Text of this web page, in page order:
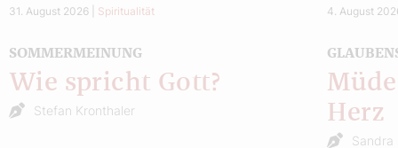
31. August 2026 Spiritualität
SOMMERMEINUNG
Wie spricht Gott?
Stefan Kronthaler
4. August
Herz
Sandra